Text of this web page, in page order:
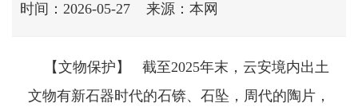
时间：2026-05-27 来源：本网
【文物保护】 截至2025年末，云安境内出土
文物有新石器时代的石锛、石坠，周代的陶片，